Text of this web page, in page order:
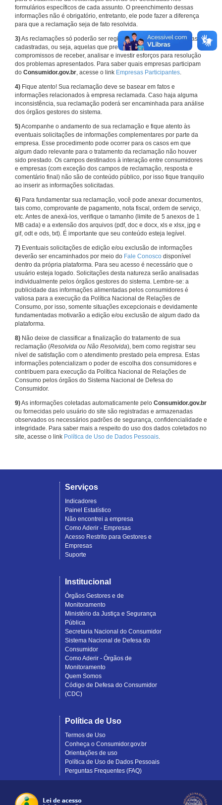
formulários específicos de cada assunto. O preenchimento dessas
informações não é obrigatório, entretanto, ele pode fazer a diferença
para que a reclamação seja de fato resolvida.
3)As reclamações só poderão ser registradas em face de empresas
cadastradas, ou seja, aquelas que previamente assumiram
compromissos de receber, analisar e investir esforços para resolução
dos problemas apresentados. Para saber quais empresas participam
do Consumidor.gov.br, acesse o link Empresas Participantes.
4) Fique atento! Sua reclamação deve se basear em fatos e
informações relacionados à empresa reclamada. Caso haja alguma
inconsistência, sua reclamação poderá ser encaminhada para análise
dos órgãos gestores do sistema.
5)Acompanhe o andamento de sua reclamação e fique atento às
eventuais solicitações de informações complementares por parte da
empresa. Esse procedimento pode ocorrer para os casos em que
algum dado relevante para o tratamento da reclamação não houver
sido prestado. Os campos destinados à interação entre consumidores
e empresas (com exceção dos campos de reclamação, resposta e
comentário final) não são de conteúdo público, por isso fique tranquilo
ao inserir as informações solicitadas.
6) Para fundamentar sua reclamação, você pode anexar documentos,
tais como, comprovante de pagamento, nota fiscal, ordem de serviço,
etc. Antes de anexá-los, verifique o tamanho (limite de 5 anexos de 1
MB cada) e a extensão dos arquivos (pdf, doc e docx, xls e xlsx, jpg e
gif, odt e ods, txt). É importante que seu conteúdo esteja legível.
7) Eventuais solicitações de edição e/ou exclusão de informações
deverão ser encaminhados por meio do Fale Conosco disponível
dentro da própria plataforma. Para seu acesso é necessário que o
usuário esteja logado. Solicitações desta natureza serão analisadas
individualmente pelos órgãos gestores do sistema. Lembre-se: a
publicidade das informações alimentadas pelos consumidores é
valiosa para a execução da Política Nacional de Relações de
Consumo, por isso, somente situações excepcionais e devidamente
fundamentadas motivarão a edição e/ou exclusão de algum dado da
plataforma.
8) Não deixe de classificar a finalização do tratamento de sua
reclamação (Resolvida ou Não Resolvida), bem como registrar seu
nível de satisfação com o atendimento prestado pela empresa. Estas
informações potencializam o poder de escolha dos consumidores e
contribuem para execução da Política Nacional de Relações de
Consumo pelos órgãos do Sistema Nacional de Defesa do
Consumidor.
9)As informações coletadas automaticamente pelo Consumidor.gov.br
ou fornecidas pelo usuário do site são registradas e armazenadas
observados os necessários padrões de segurança, confidencialidade e
integridade. Para saber mais a respeito do uso dos dados coletados no
site, acesse o link Política de Uso de Dados Pessoais.
Serviços
Indicadores
Painel Estatístico
Não encontrei a empresa
Como Aderir - Empresas
Acesso Restrito para Gestores e
Empresas
Suporte
Institucional
Órgãos Gestores e de
Monitoramento
Ministério da Justiça e Segurança
Pública
Secretaria Nacional do Consumidor
Sistema Nacional de Defesa do
Consumidor
Como Aderir - Órgãos de
Monitoramento
Quem Somos
Código de Defesa do Consumidor
(CDC)
Política de Uso
Termos de Uso
Conheça o Consumidor.gov.br
Orientações de uso
Política de Uso de Dados Pessoais
Perguntas Frequentes (FAQ)